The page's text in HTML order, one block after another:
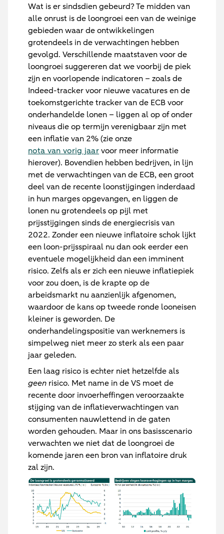
Wat is er sindsdien gebeurd? Te midden van
alle onrust is de loongroei een van de weinige
gebieden waar de ontwikkelingen
grotendeels in de verwachtingen hebben
gevolgd. Verschillende maatstaven voor de
loongroei suggereren dat we voorbij de piek
zijn en voorlopende indicatoren – zoals de
Indeed-tracker voor nieuwe vacatures en de
toekomstgerichte tracker van de ECB voor
onderhandelde lonen – liggen al op of onder
niveaus die op termijn verenigbaar zijn met
een inflatie van 2% (zie onze
nota van vorig jaarvoor meer informatie
hierover). Bovendien hebben bedrijven, in lijn
met de verwachtingen van de ECB, een groot
deel van de recente loonstijgingen inderdaad
in hun marges opgevangen, en liggen de
lonen nu grotendeels op pijl met
prijsstijgingen sinds de energiecrisis van
2022. Zonder een nieuwe inflatoire schok lijkt
een loon-prijsspiraal nu dan ook eerder een
eventuele mogelijkheid dan een imminent
risico. Zelfs als er zich een nieuwe inflatiepiek
voor zou doen, is de krapte op de
arbeidsmarkt nu aanzienlijk afgenomen,
waardoor de kans op tweede ronde looneisen
kleiner is geworden. De
onderhandelingspositie van werknemers is
simpelweg niet meer zo sterk als een paar
jaar geleden.
Een laag risico is echter niet hetzelfde als
geen risico. Met name in de VS moet de
recente door invoerheffingen veroorzaakte
stijging van de inflatieverwachtingen van
consumenten nauwlettend in de gaten
worden gehouden. Maar in ons basisscenario
verwachten we niet dat de loongroei de
komende jaren een bron van inflatoire druk
zal zijn.